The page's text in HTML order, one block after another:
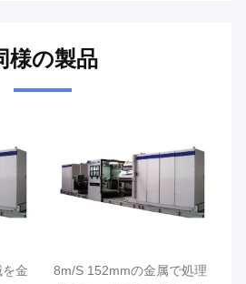
様の製品
理
機械を金属で処理する